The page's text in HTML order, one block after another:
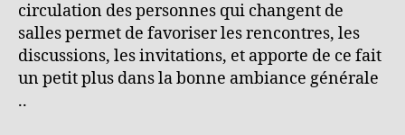
circulation des personnes qui changent de
salles permet de favoriser les rencontres, les
discussions, les invitations, et apporte de ce fait
un petit plus dans la bonne ambiance générale
..